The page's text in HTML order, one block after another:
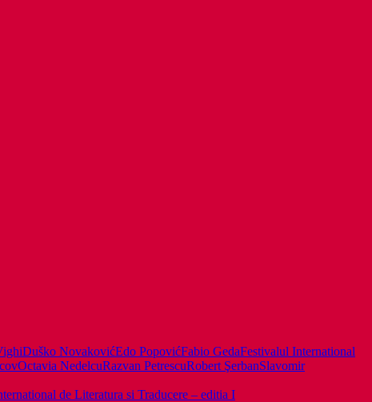
Duško NovakovićEdo PopovićFabio GedaFestivalul International
Octavia NedelcuRazvan PetrescuRobert ŞerbanSlavomir
de Literatura si Traducere – editia I